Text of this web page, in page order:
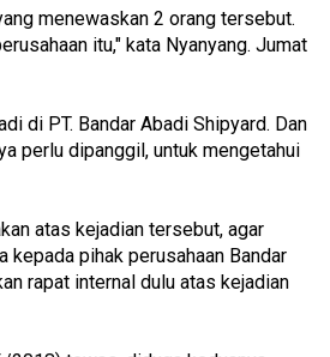
menewaskan 2 orang tersebut.
itu," kata Nyanyang. Jumat
di PT. Bandar Abadi Shipyard. Dan
perlu dipanggil, untuk mengetahui
atas kejadian tersebut, agar
pihak perusahaan Bandar
rapat internal dulu atas kejadian